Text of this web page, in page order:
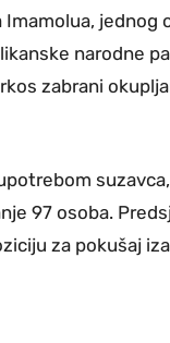
narodne
zabrani
97 osoba.
za pokušaj